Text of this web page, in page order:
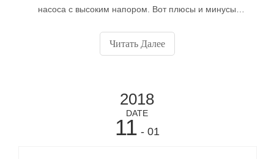
насоса с высоким напором. Вот плюсы и минусы
чтобы прямой край был помещен на муфту насоса и
двигателя, а затем визуально проверен, чтобы видеть,
Читать Далее
2018
DATE
11 - 01